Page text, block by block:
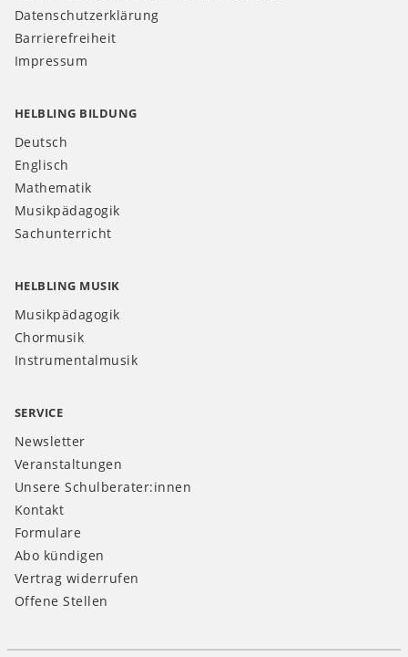
Datenschutzerklärung
Barrierefreiheit
Impressum
HELBLING BILDUNG
Deutsch
Englisch
Mathematik
Musikpädagogik
Sachunterricht
HELBLING MUSIK
Musikpädagogik
Chormusik
Instrumentalmusik
SERVICE
Newsletter
Veranstaltungen
Unsere Schulberater:innen
Kontakt
Formulare
Abo kündigen
Vertrag widerrufen
Offene Stellen